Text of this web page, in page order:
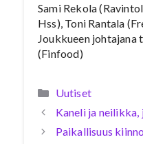
Sami Rekola
Hss), Toni Rantala
Joukkueen johtajana
(Finfood)
Kategoriat
Uutiset
Kaneli ja
Paikallisuus